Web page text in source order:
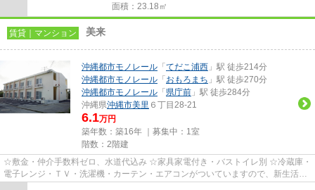
面積：23.18㎡
賃貸｜マンション 美来
沖縄都市モノレール 「 てだこ浦西 」駅 徒歩214分
沖縄都市モノレール 「 おもろまち 」駅 徒歩270分
沖縄都市モノレール 「 県庁前 」駅 徒歩284分
沖縄県沖縄市美里 ６丁目28-21
6.1万円
築年数：築16年 ｜募集中： 1室
階数：2階建
☆敷金・仲介手数料ゼロ、水道代込み ☆家具家電付き・バストイレ別 ☆冷蔵庫・
電子レンジ・ＴＶ・洗濯機・カーテン・エアコンがついていますので、新生活が